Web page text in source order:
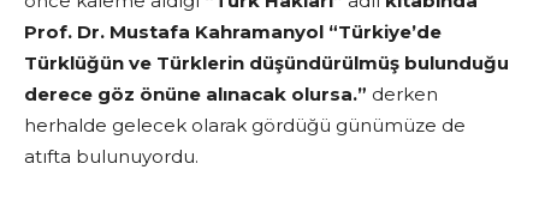
Prof. Dr. Mustafa Kahramanyol “Türkiye’de
Türklüğün ve Türklerin düşündürülmüş bulunduğu
derece göz önüne alınacak olursa.” derken
herhalde gelecek olarak gördüğü günümüze de
atıfta bulunuyordu.